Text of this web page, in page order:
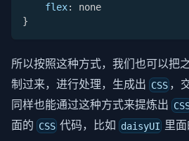
flex:
none
}
所以按照这种方式，我们也可以把
制过来，进行处理，生成出 CSS ，
同样也能通过这种方式来提炼出
面的 CSS 代码，比如 daisyUI 里面